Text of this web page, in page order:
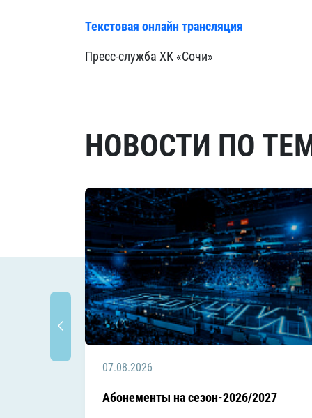
Текстовая онлайн трансляция
Пресс-служба ХК «Сочи»
НОВОСТИ ПО
07.08.2026
Абонементы на сезон-2026/2027